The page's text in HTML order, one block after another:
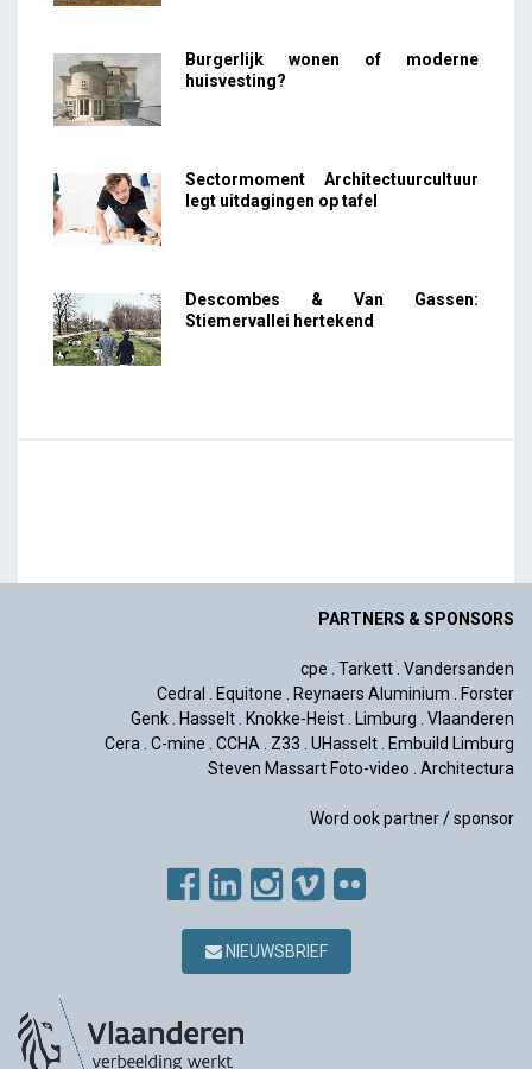
Burgerlijk wonen of moderne
huisvesting?
Sectormoment Architectuurcultuur
legt uitdagingen op tafel
Descombes & Van Gassen:
Stiemervallei hertekend
PARTNERS & SPONSORS
cpe Tarkett Vandersanden
Cedral
Equitone Reynaers Aluminium
Forster
Genk
Hasselt Knokke-Heist Limburg
Vlaanderen
Cera
C-mine CCHA Z33 UHasselt
Embuild Limburg
Steven Massart Foto-video
Architectura
Word ook partner / sponsor
NIEUWSBRIEF